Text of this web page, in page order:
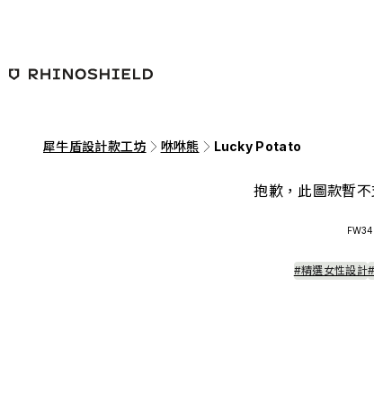
犀牛盾設計款工坊 咻咻熊 Lucky Potato
抱歉，此圖款暫
FW34
#精選女性設計